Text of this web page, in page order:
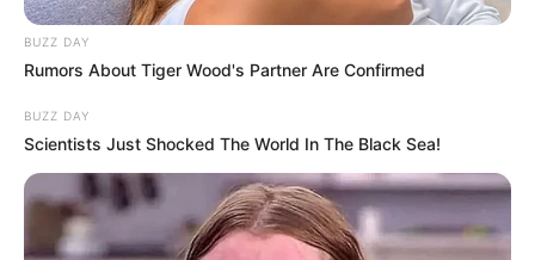
BUZZ DAY
Rumors About Tiger Wood's Partner Are Confirmed
BUZZ DAY
Scientists Just Shocked The World In The Black Sea!